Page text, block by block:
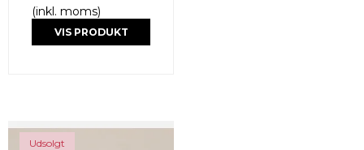
(inkl. moms)
VIS PRODUKT
Udsolgt